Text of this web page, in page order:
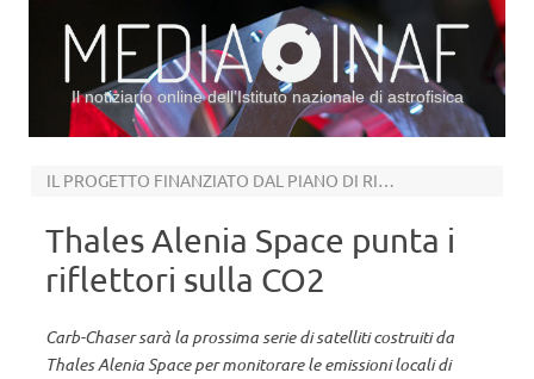
Il notiziario online dell’Istituto nazionale di astrofisica
IL PROGETTO FINANZIATO DAL PIANO DI RILANCIO FRANCIA 2030
Thales Alenia Space punta i
riflettori sulla CO2
Carb-Chaser sarà la prossima serie di satelliti costruiti da
Thales Alenia Space per monitorare le emissioni locali di